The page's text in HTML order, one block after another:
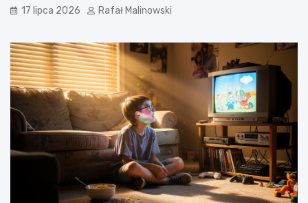
17 lipca 2026 Rafał Malinowski